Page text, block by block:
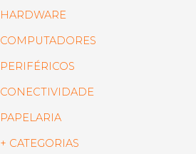
HARDWARE
COMPUTADORES
PERIFÉRICOS
CONECTIVIDADE
PAPELARIA
+ CATEGORIAS